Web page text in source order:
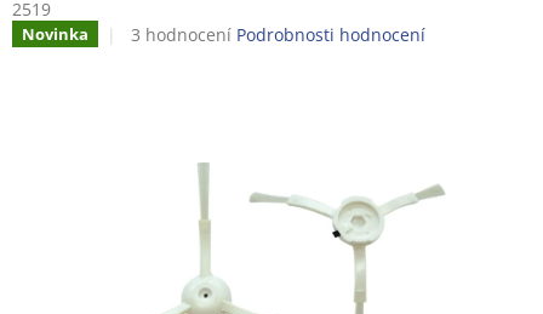
2519
Novinka
Průměrné
hvězdiček.
3 hodnocení Podrobnosti hodnocení